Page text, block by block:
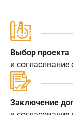
Выбор проекта
и
Заключение